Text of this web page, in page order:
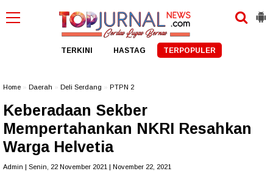
TERKINI HASTAG TERPOPULER
Home Daerah Deli Serdang PTPN 2
Keberadaan Sekber
Mempertahankan NKRI Resahkan
Warga Helvetia
Admin | Senin, 22 November 2021 | November 22, 2021